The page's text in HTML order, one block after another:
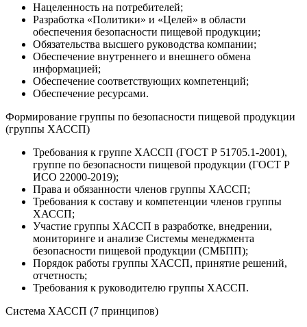
Нацеленность на потребителей;
Разработка «Политики» и «Целей» в области
обеспечения безопасности пищевой продукции;
Обязательства высшего руководства компании;
Обеспечение внутреннего и внешнего обмена
информацией;
Обеспечение соответствующих компетенций;
Обеспечение ресурсами.
Формирование группы по безопасности пищевой продукции
(группы ХАССП)
Требования к группе ХАССП (ГОСТ Р 51705.1-2001),
группе по безопасности пищевой продукции (ГОСТ Р
ИСО 22000-2019);
Права и обязанности членов группы ХАССП;
Требования к составу и компетенции членов группы
ХАССП;
Участие группы ХАССП в разработке, внедрении,
мониторинге и анализе Системы менеджмента
безопасности пищевой продукции (СМБПП);
Порядок работы группы ХАССП, принятие решений,
отчетность;
Требования к руководителю группы ХАССП.
Система ХАССП (7 принципов)